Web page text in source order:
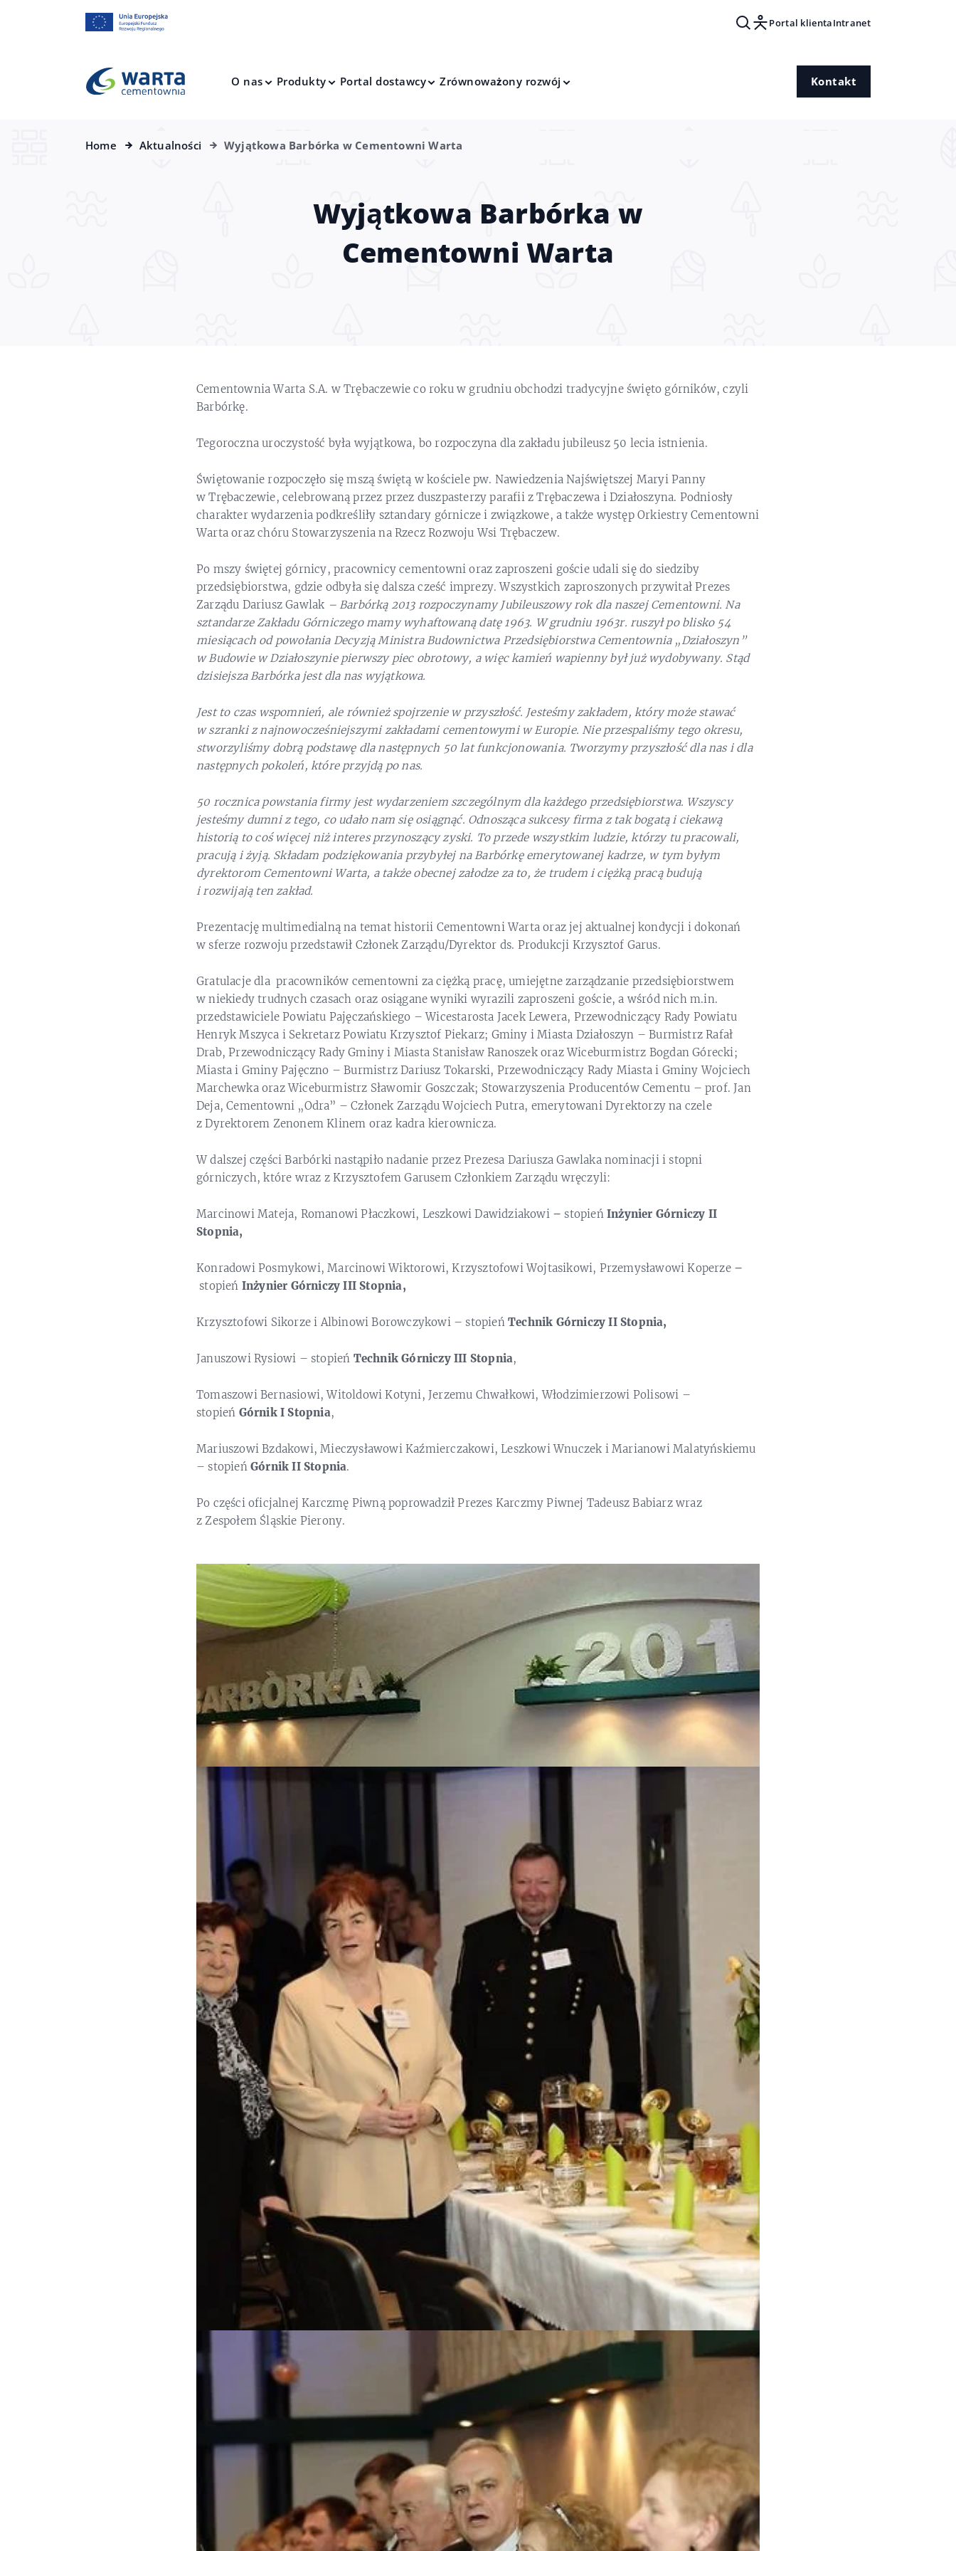
Portal klientaIntranet
O nas Produkty Portal dostawcy Zrównoważony rozwój Kontakt
Home Aktualności Wyjątkowa Barbórka w Cementowni Warta
Wyjątkowa Barbórka w
Cementowni Warta
Cementownia Warta S.A. w Trębaczewie co roku w grudniu obchodzi tradycyjne święto górników, czyli
Barbórkę.
Tegoroczna uroczystość była wyjątkowa, bo rozpoczyna dla zakładu jubileusz 50 lecia istnienia.
Świętowanie rozpoczęło się mszą świętą w kościele pw. Nawiedzenia Najświętszej Maryi Panny
w Trębaczewie, celebrowaną przez przez duszpasterzy parafii z Trębaczewa i Działoszyna. Podniosły
charakter wydarzenia podkreśliły sztandary górnicze i związkowe, a także występ Orkiestry Cementowni
Warta oraz chóru Stowarzyszenia na Rzecz Rozwoju Wsi Trębaczew.
Po mszy świętej górnicy, pracownicy cementowni oraz zaproszeni goście udali się do siedziby
przedsiębiorstwa, gdzie odbyła się dalsza cześć imprezy. Wszystkich zaproszonych przywitał Prezes
Zarządu Dariusz Gawlak – Barbórką 2013 rozpoczynamy Jubileuszowy rok dla naszejCementowni. Na
sztandarze Zakładu Górniczego mamy wyhaftowaną datę 1963. W grudniu 1963r. ruszył po blisko 54
miesiącach od powołania Decyzją Ministra Budownictwa Przedsiębiorstwa Cementownia „Działoszyn”
w Budowie w Działoszynie pierwszy piec obrotowy, a więc kamień wapienny był już wydobywany. Stąd
dzisiejsza Barbórka jest dla nas wyjątkowa.
Jest to czas wspomnień, ale również spojrzenie w przyszłość. Jesteśmy zakładem, który może stawać
w szrankiz najnowocześniejszymi zakładami cementowymi wEuropie. Nie przespaliśmy tego okresu,
stworzyliśmy dobrą podstawę dla następnych 50 lat funkcjonowania. Tworzymy przyszłość dla nas i dla
następnych pokoleń, które przyjdą po nas.
50 rocznica powstania firmy jest wydarzeniem szczególnym dla każdego przedsiębiorstwa. Wszyscy
jesteśmy dumni z tego, co udało nam się osiągnąć. Odnosząca sukcesy firma z tak bogatą i ciekawą
historią to coś więcej niż interes przynoszący zyski. To przede wszystkim ludzie, którzy tu pracowali,
pracują i żyją. Składam podziękowania przybyłej na Barbórkę emerytowanej kadrze, w tym byłym
dyrektorom Cementowni Warta, a także obecnej załodze za to, że trudem i ciężką pracą budują
i rozwijają ten zakład.
Prezentację multimedialną na temat historii Cementowni Warta oraz jej aktualnej kondycji i dokonań
w sferze rozwoju przedstawił Członek Zarządu/Dyrektor ds. Produkcji Krzysztof Garus.
Gratulacje dla pracowników cementowni za ciężką pracę, umiejętne zarządzanie przedsiębiorstwem
w niekiedy trudnych czasach oraz osiągane wyniki wyrazili zaproszeni goście, a wśród nich m.in.
przedstawiciele Powiatu Pajęczańskiego – Wicestarosta Jacek Lewera, Przewodniczący Rady Powiatu
Henryk Mszyca i Sekretarz Powiatu Krzysztof Piekarz; Gminy i Miasta Działoszyn – Burmistrz Rafał
Drab, Przewodniczący Rady Gminy i Miasta Stanisław Ranoszek oraz Wiceburmistrz Bogdan Górecki;
Miasta i Gminy Pajęczno – Burmistrz Dariusz Tokarski, Przewodniczący Rady Miasta i Gminy Wojciech
Marchewka oraz Wiceburmistrz Sławomir Goszczak; Stowarzyszenia Producentów Cementu – prof. Jan
Deja, Cementowni „Odra” – Członek Zarządu Wojciech Putra, emerytowani Dyrektorzy na czele
z Dyrektorem Zenonem Klinem oraz kadra kierownicza.
W dalszej części Barbórki nastąpiło nadanie przez Prezesa Dariusza Gawlaka nominacji i stopni
górniczych, które wraz z Krzysztofem Garusem Członkiem Zarządu wręczyli:
Marcinowi Mateja, Romanowi Płaczkowi, Leszkowi Dawidziakowi – stopieńInżynier Górniczy II
Stopnia,
Konradowi Posmykowi, Marcinowi Wiktorowi, Krzysztofowi Wojtasikowi, Przemysławowi Koperze –
stopień Inżynier Górniczy III Stopnia,
Krzysztofowi Sikorze i Albinowi Borowczykowi – stopieńTechnik Górniczy II Stopnia,
Januszowi Rysiowi – stopień Technik Górniczy III Stopnia,
Tomaszowi Bernasiowi, Witoldowi Kotyni, Jerzemu Chwałkowi, Włodzimierzowi Polisowi –
stopień Górnik I Stopnia,
Mariuszowi Bzdakowi, Mieczysławowi Kaźmierczakowi, Leszkowi Wnuczek i Marianowi Malatyńskiemu
– stopień Górnik II Stopnia.
Po części oficjalnej Karczmę Piwną poprowadził Prezes Karczmy Piwnej Tadeusz Babiarz wraz
z Zespołem Śląskie Pierony.